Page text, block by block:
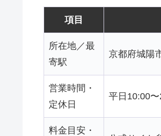
項目
所在地／最
寄駅
京都府城陽
営業時間・
定休日
平日10:00
料金目安・